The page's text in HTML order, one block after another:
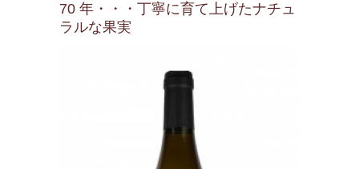
70 年・・・丁寧に育て上げたナチュ
ラルな果実